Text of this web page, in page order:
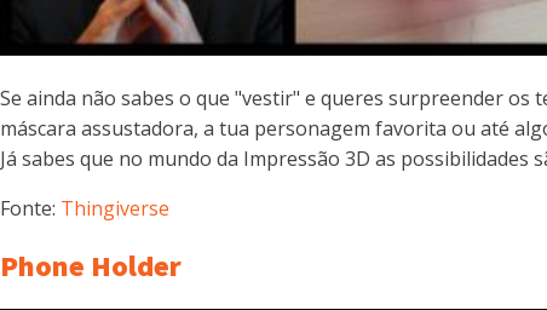
Se ainda não sabes o que "vestir" e queres surpreender os
máscara assustadora, a tua personagem favorita ou até
Já sabes que no mundo da Impressão 3D as possibilidades
Fonte: Thingiverse
Phone Holder